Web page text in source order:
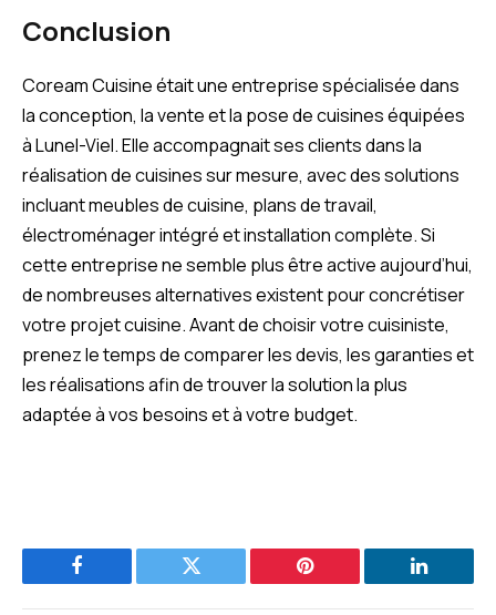
Conclusion
Coream Cuisine était une entreprise spécialisée dans
la conception, la vente et la pose de cuisines équipées
à Lunel-Viel. Elle accompagnait ses clients dans la
réalisation de cuisines sur mesure, avec des solutions
incluant meubles de cuisine, plans de travail,
électroménager intégré et installation complète. Si
cette entreprise ne semble plus être active aujourd’hui,
de nombreuses alternatives existent pour concrétiser
votre projet cuisine. Avant de choisir votre cuisiniste,
prenez le temps de comparer les devis, les garanties et
les réalisations afin de trouver la solution la plus
adaptée à vos besoins et à votre budget.
Facebook Twitter Pinterest LinkedIn